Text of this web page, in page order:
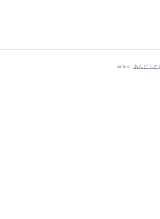
author : あんどうさ